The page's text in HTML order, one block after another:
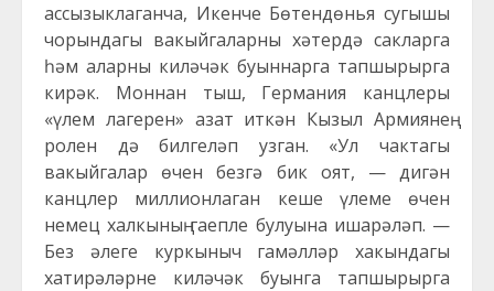
ассызыклаганча, Икенче Бөтендөнья сугышы
чорындагы вакыйгаларны хәтердә сакларга
һәм аларны киләчәк буыннарга тапшырырга
кирәк. Моннан тыш, Германия канцлеры
«үлем лагерен» азат иткән Кызыл Армиянең
ролен дә билгеләп узган. «Ул чактагы
вакыйгалар өчен безгә бик оят, — дигән
канцлер миллионлаган кеше үлеме өчен
немец халкының гаепле булуына ишарәләп. —
Без әлеге куркыныч гамәлләр хакындагы
хатирәләрне киләчәк буынга тапшырырга